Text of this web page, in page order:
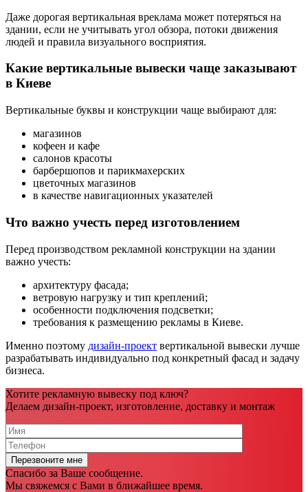
Даже дорогая вертикальная вреклама может потеряться на
здании, если не учитывать угол обзора, потоки движения
людей и правила визуального восприятия.
Какие вертикальные вывески чаще заказывают
в Киеве
Вертикальные буквы и конструкции чаще выбирают для:
магазинов
кофеен и кафе
салонов красоты
барбершопов и парикмахерских
цветочных магазинов
в качестве навигационных указателей
Что важно учесть перед изготовлением
Перед производством рекламной конструкции на здании
важно учесть:
архитектуру фасада;
ветровую нагрузку и тип креплений;
особенности подключения подсветки;
требования к размещению рекламы в Киеве.
Именно поэтому дизайн-проект вертикальной вывески лучше
разрабатывать индивидуально под конкретный фасад и задачу
бизнеса.
Хотите рекламную вывеску под ключ?
Делаем дизайн-проект, изготовление, доставку и монтаж
Спасибо за Ваше сообщение.
Мы свяжемся с Вами в ближайшее время.